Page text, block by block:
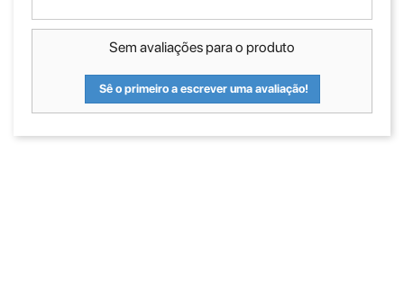
Sem avaliações para o produto
Sê o primeiro a escrever uma avaliação!